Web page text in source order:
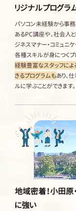
リジナルプログラ
パソコン未経験から事
あるPC講座や、社会人
ジネスマナー・コミュニ
各種スキルが身につくプ
経験豊富なスタッフに
きるプログラムもあり、
ルに学ぶことができます。
地域密着！小田原
に強い